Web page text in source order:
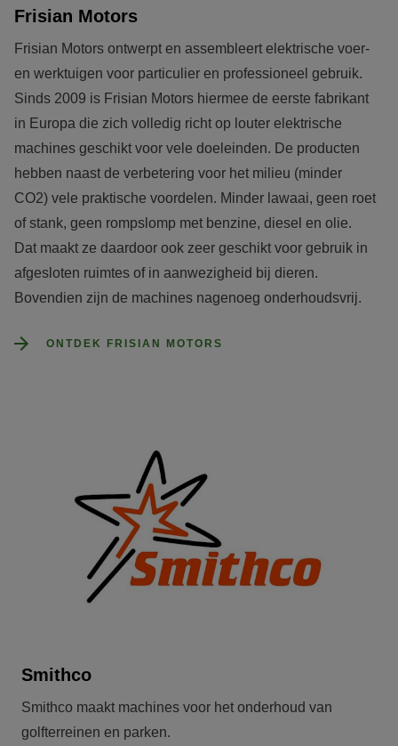
Frisian Motors
Frisian Motors ontwerpt en assembleert elektrische voer-
en werktuigen voor particulier en professioneel gebruik.
Sinds 2009 is Frisian Motors hiermee de eerste fabrikant
in Europa die zich volledig richt op louter elektrische
machines geschikt voor vele doeleinden. De producten
hebben naast de verbetering voor het milieu (minder
CO2) vele praktische voordelen. Minder lawaai, geen roet
of stank, geen rompslomp met benzine, diesel en olie.
Dat maakt ze daardoor ook zeer geschikt voor gebruik in
afgesloten ruimtes of in aanwezigheid bij dieren.
Bovendien zijn de machines nagenoeg onderhoudsvrij.
ONTDEK FRISIAN MOTORS
Smithco
Smithco maakt machines voor het onderhoud van
golfterreinen en parken.